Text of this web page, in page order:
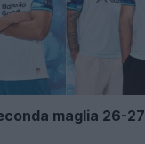
maglia 26-